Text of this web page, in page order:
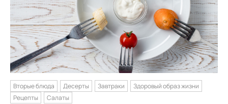
Вторые блюда Десерты Завтраки
Здоровый образ жизни
Рецепты
Салаты